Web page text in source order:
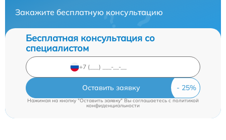
Закажите бесплатную консультацию
Бесплатная консультация со
специалистом
Оставить заявку
Нажимая на кнопку "Оставить заявку" Вы соглашаетесь cполитикой
конфиденциальности